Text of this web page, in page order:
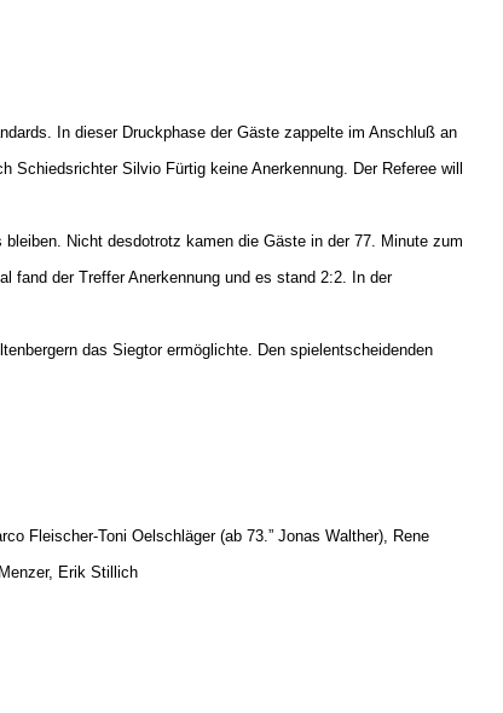
In dieser Druckphase der Gäste zappelte im Anschluß an
Silvio Fürtig keine Anerkennung. Der Referee will
Nicht desdotrotz kamen die Gäste in der 77. Minute zum
fand der Treffer Anerkennung und es stand 2:2. In der
das Siegtor ermöglichte. Den spielentscheidenden
Fleischer-Toni Oelschläger (ab 73.” Jonas Walther), Rene
Erik Stillich